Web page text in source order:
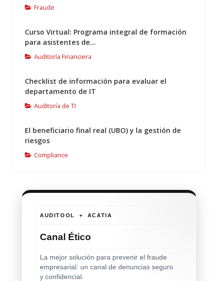
Fraude
Curso Virtual: Programa integral de formación
para asistentes de...
Auditoría Financiera
Checklist de información para evaluar el
departamento de IT
Auditoría de TI
El beneficiario final real (UBO) y la gestión de
riesgos
Compliance
AUDITOOL + ACATIA
Canal Ético
La mejor solución para prevenir el fraude
empresarial: un canal de denuncias seguro
y confidencial.